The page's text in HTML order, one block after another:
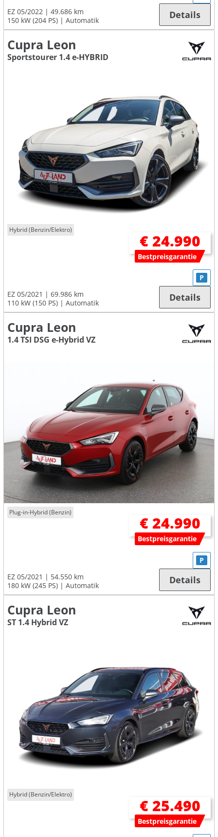
EZ 05/2022
49.686 km
150 kW (204 PS)
Automatik Details
Cupra Leon
Sportstourer 1.4 e-HYBRID
Hybrid (Benzin/Elektro)
€ 24.990
Bestpreisgarantie
EZ 05/2021
69.986 km
110 kW (150 PS)
Automatik
P
Details
Cupra Leon
1.4 TSI DSG e-Hybrid VZ
Plug-in-Hybrid (Benzin)
€ 24.990
Bestpreisgarantie
EZ 05/2021
54.550 km
180 kW (245 PS)
Automatik
P
Details
Cupra Leon
ST 1.4 Hybrid VZ
Hybrid (Benzin/Elektro)
€ 25.490
Bestpreisgarantie